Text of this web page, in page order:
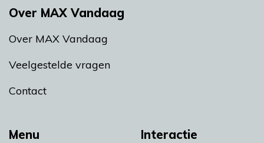
Menu Interactie
Over MAX Vandaag
Over MAX Vandaag
Veelgestelde vragen
Contact